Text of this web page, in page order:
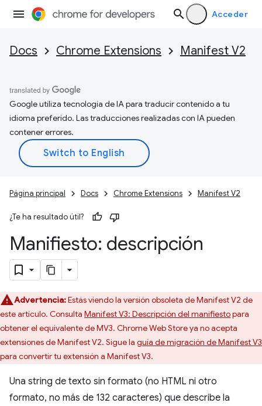
Acceder
Docs Chrome Extensions Manifest V2
Google utiliza tecnología de IA para traducir contenido a tu
idioma preferido. Las traducciones realizadas con IA pueden
contener errores.
Página principal Docs Chrome Extensions Manifest V2
¿Te ha resultado útil?
Manifiesto: descripción
Advertencia:Estás viendo la versión obsoleta de Manifest V2 de
este artículo. Consulta Manifest V3: Descripción del manifiestopara
obtener el equivalente de MV3. Chrome Web Store ya no acepta
extensiones de Manifest V2. Sigue la guía de migración de Manifest V3
para convertir tu extensión a Manifest V3.
Una string de texto sin formato (no HTML ni otro
formato, no más de 132 caracteres) que describe la